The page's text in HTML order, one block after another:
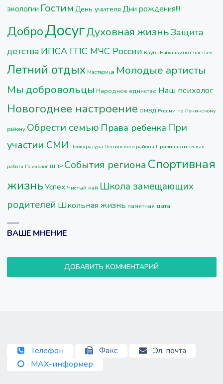
экологии Гостим День учителя Дни рождения!!!
ДоброДосугДуховная жизньЗащита
детства ИПСА ГПС МЧС России Клуб «Бабушкино счастье»
Летний отдых Мастерица Молодые артисты
Мы добровольцы Народное единство Наш психолог
Новогоднее настроение ОМВД России по Ленинскому
району Обрести семью Права ребенка При
участии СМИ Прокуратура Ленинского района Профилактическая
работа Психолог ШПР События региона Спортивная
жизньУспех Чистый май Школа замещающих
родителей Школьная жизнь памятная дата
ВАШЕ МНЕНИЕ
ДОБАВИТЬ КОММЕНТАРИЙ
Телефон Факс
Эл. почта
MAX-информер